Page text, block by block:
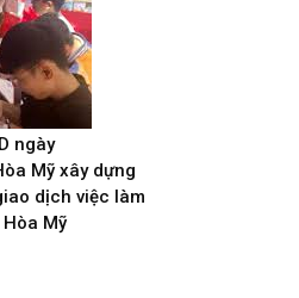
ngày
Mỹ xây dựng
dịch việc làm
Mỹ